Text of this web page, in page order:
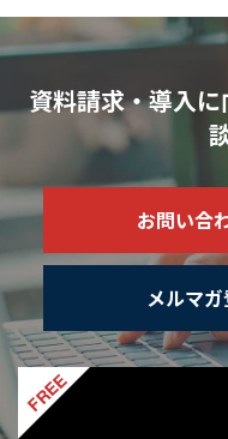
資料請求・導入
お問い合
メルマ
FREE